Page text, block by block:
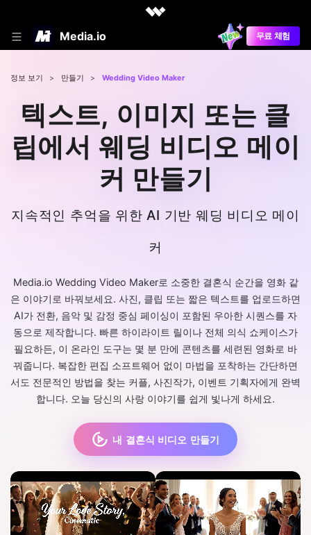
Media.io 무료 체험
정보 보기 > 만들기 > Wedding Video Maker
텍스트, 이미지 또는 클
립에서 웨딩 비디오 메이
커 만들기
지속적인 추억을 위한 AI 기반 웨딩 비디오 메이
커
Media.io Wedding Video Maker로 소중한 결혼식 순간을 영화 같
은 이야기로 바꿔보세요. 사진, 클립 또는 짧은 텍스트를 업로드하면
AI가 전환, 음악 및 감정 중심 페이싱이 포함된 우아한 시퀀스를 자
동으로 제작합니다. 빠른 하이라이트 릴이나 전체 의식 쇼케이스가
필요하든, 이 온라인 도구는 몇 분 만에 콘텐츠를 세련된 영화로 바
꿔줍니다. 복잡한 편집 소프트웨어 없이 마법을 포착하는 간단하면
서도 전문적인 방법을 찾는 커플, 사진작가, 이벤트 기획자에게 완벽
합니다. 오늘 당신의 사랑 이야기를 쉽게 빛나게 하세요.
내 결혼식 비디오 만들기